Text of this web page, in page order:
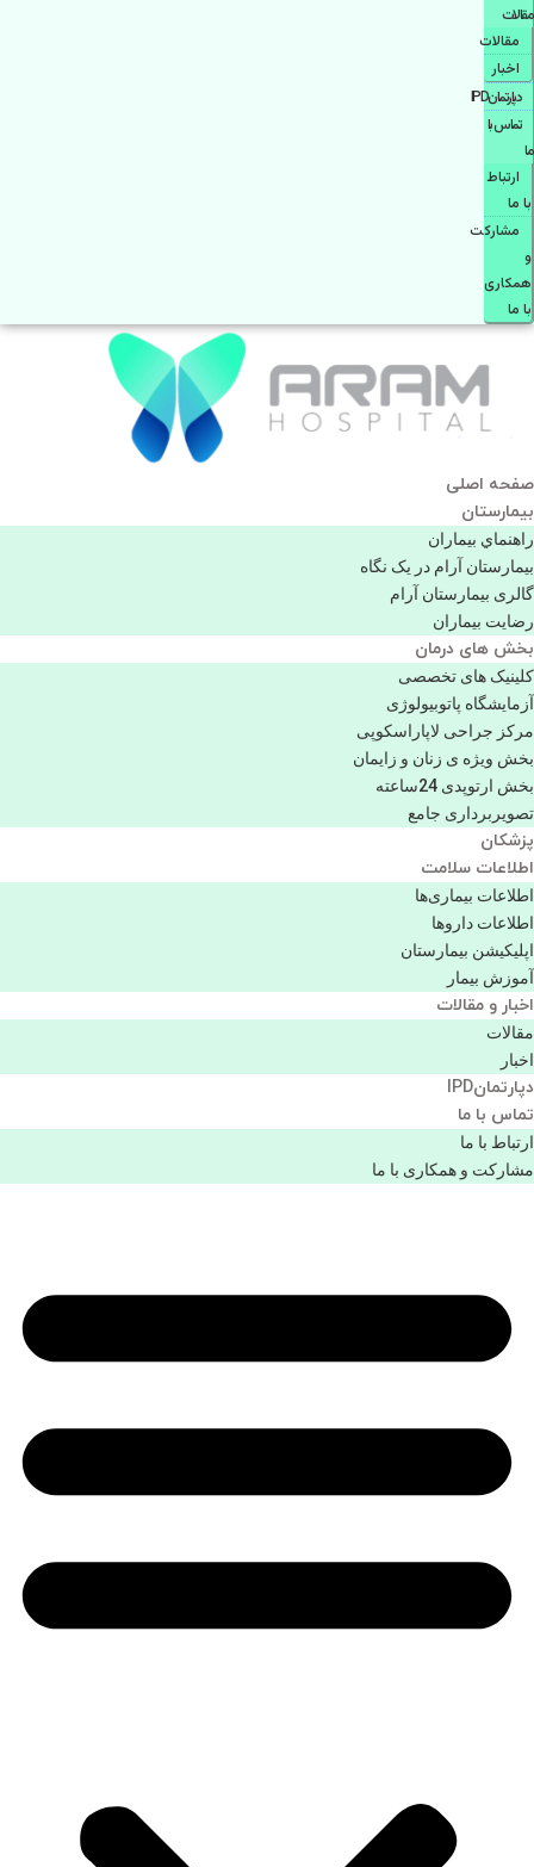
مقالات
مقالات
اخبار
دپارتمانIPD
تماس با
ما
ارتباط
با ما
مشاركت
و
همكاری
با ما
صفحه اصلی
بيمارستان
راهنماي بیماران
بیمارستان آرام در یک نگاه
گالری بیمارستان آرام
رضایت بیماران
بخش های درمان
کلینیک های تخصصی
آزمایشگاه پاتوبیولوژی
مرکز جراحی لاپاراسکوپی
بخش ویژه ی زنان و زایمان
بخش ارتوپدی 24ساعته
تصویربرداری جامع
پزشكان
اطلاعات سلامت
اطلاعات بیماری‌ها
اطلاعات دارو‌ها
اپليكيشن بيمارستان
آموزش بیمار
اخبار و مقالات
مقالات
اخبار
دپارتمانIPD
تماس با ما
ارتباط با ما
مشاركت و همكاری با ما